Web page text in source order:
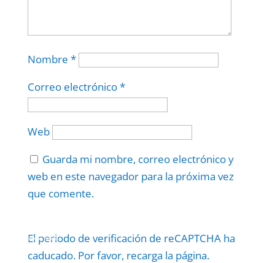
Nombre *
Correo electrónico*
Web
Guarda mi nombre, correo electrónico y
web en este navegador para la próxima vez
que comente.
El periodo de verificación de reCAPTCHA ha
caducado. Por favor, recarga la página.
Politica–Términos.